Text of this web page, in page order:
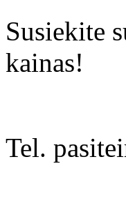
Susiekite
kainas!
Tel.